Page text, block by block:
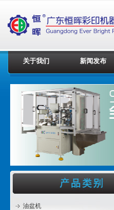
关于我们 新闻发布
油盆机